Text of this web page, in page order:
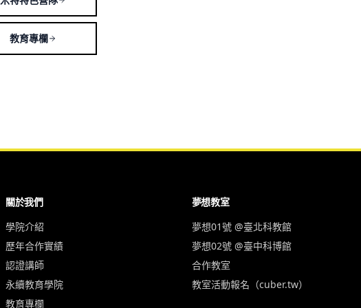
教育專欄
關於我們
學院介紹
歷年合作實績
認證講師
永續教育學院
教育專欄
夢想教室
夢想01號 @臺北科教館
夢想02號 @臺中科博館
合作教室
教室活動報名（cuber.tw）